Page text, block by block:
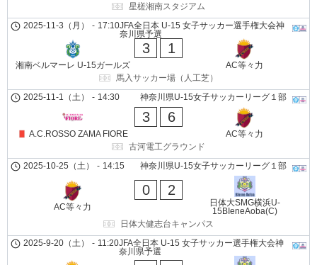
星槎湘南スタジアム
JFA全日本 U-15 女子サッカー選手権大会神
奈川県予選
2025-11-3（月） - 17:10
湘南ベルマーレ U-15ガールズ
3 1
AC等々力
馬入サッカー場（人工芝）
神奈川県U-15女子サッカーリーグ１部
2025-11-1（土） - 14:30
A.C.ROSSO ZAMA FIORE
3 6
AC等々力
古河電工グラウンド
神奈川県U-15女子サッカーリーグ１部
2025-10-25（土） - 14:15
AC等々力
0 2
日体大SMG横浜U-
15BIeneAoba(C)
日体大健志台キャンパス
JFA全日本 U-15 女子サッカー選手権大会神
奈川県予選
2025-9-20（土） - 11:20